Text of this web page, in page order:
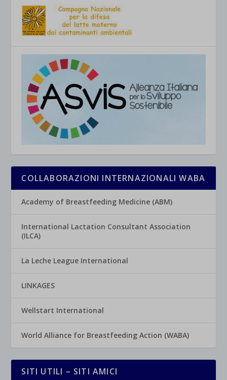
COLLABORAZIONI INTERNAZIONALI WABA
Academy of Breastfeeding Medicine (ABM)
International Lactation Consultant Association
(ILCA)
La Leche League International
LINKAGES
Wellstart International
World Alliance for Breastfeeding Action (WABA)
SITI UTILI – SITI AMICI